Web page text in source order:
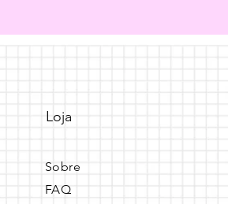
Loja
Sobre
FAQ